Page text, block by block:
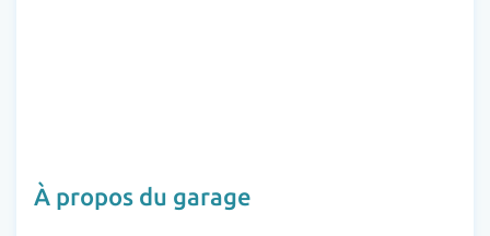
À propos du garage